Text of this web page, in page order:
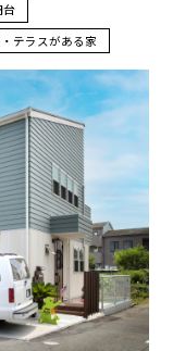
台
テラスがある家